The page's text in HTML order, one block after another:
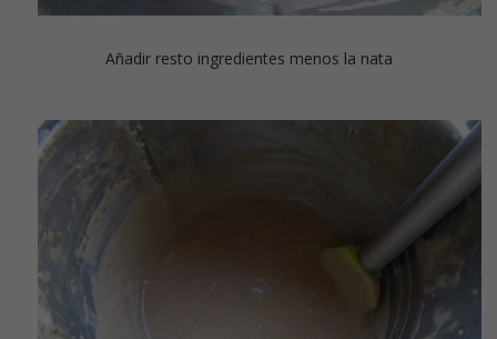
Añadir resto ingredientes menos la nata